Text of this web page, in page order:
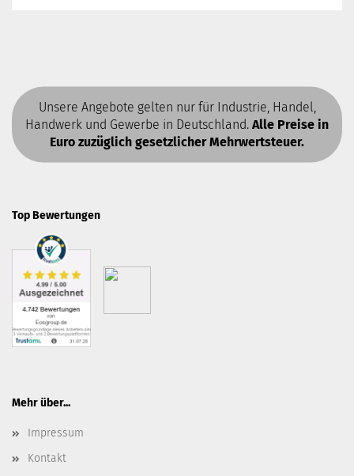
Unsere Angebote gelten nur für Industrie, Handel,
Handwerk und Gewerbe in Deutschland. Alle Preise in
Euro zuzüglich gesetzlicher Mehrwertsteuer.
Top Bewertungen
Mehr über...
Impressum
Kontakt